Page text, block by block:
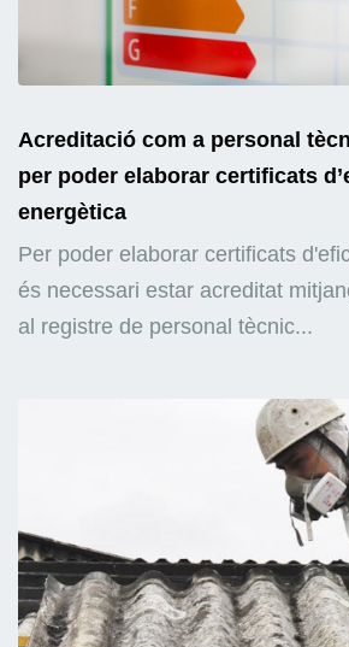
Acreditació com a personal
per poder elaborar certificats
energètica
Per poder elaborar certificats
és necessari estar acreditat
al registre de personal tècnic...